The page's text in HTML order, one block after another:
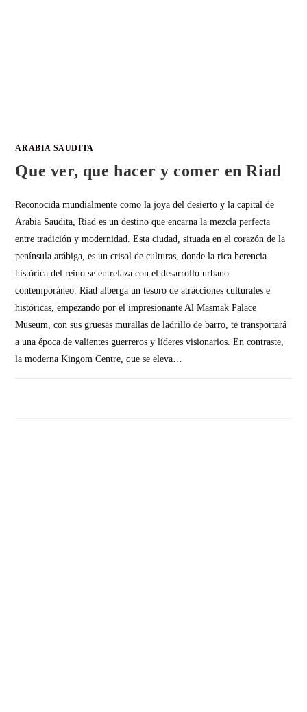
ARABIA SAUDITA
Que ver, que hacer y comer en Riad
Reconocida mundialmente como la joya del desierto y la capital de
Arabia Saudita, Riad es un destino que encarna la mezcla perfecta
entre tradición y modernidad. Esta ciudad, situada en el corazón de la
península arábiga, es un crisol de culturas, donde la rica herencia
histórica del reino se entrelaza con el desarrollo urbano
contemporáneo. Riad alberga un tesoro de atracciones culturales e
históricas, empezando por el impresionante Al Masmak Palace
Museum, con sus gruesas murallas de ladrillo de barro, te transportará
a una época de valientes guerreros y líderes visionarios. En contraste,
la moderna Kingom Centre, que se eleva…